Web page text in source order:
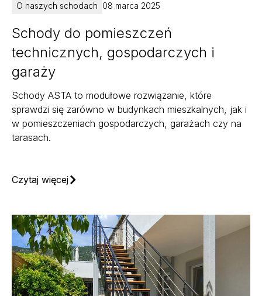
O naszych schodach 08 marca 2025
Schody do pomieszczeń
technicznych, gospodarczych i
garaży
Schody ASTA to modułowe rozwiązanie, które
sprawdzi się zarówno w budynkach mieszkalnych, jak i
w pomieszczeniach gospodarczych, garażach czy na
tarasach.
Czytaj więcej